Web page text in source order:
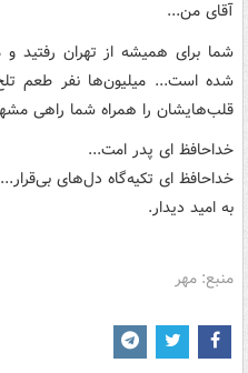
آقای من...
شما برای همیشه از تهران رفتید
شده است... میلیون‌ها نفر طعم
قلب‌هایشان را همراه شما راهی
خداحافظ ای پدر امت...
خداحافظ ای تکیه‌گاه دل‌های بی‌قرار...
به امید دیدار.
منبع: مهر